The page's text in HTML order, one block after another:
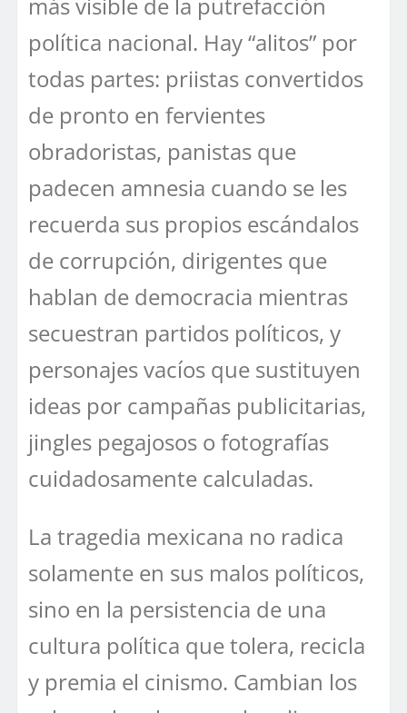
política nacional. Hay “alitos” por
todas partes: priistas convertidos
de pronto en fervientes
obradoristas, panistas que
padecen amnesia cuando se les
recuerda sus propios escándalos
de corrupción, dirigentes que
hablan de democracia mientras
secuestran partidos políticos, y
personajes vacíos que sustituyen
ideas por campañas publicitarias,
jingles pegajosos o fotografías
cuidadosamente calculadas.
La tragedia mexicana no radica
solamente en sus malos políticos,
sino en la persistencia de una
cultura política que tolera, recicla
y premia el cinismo. Cambian los